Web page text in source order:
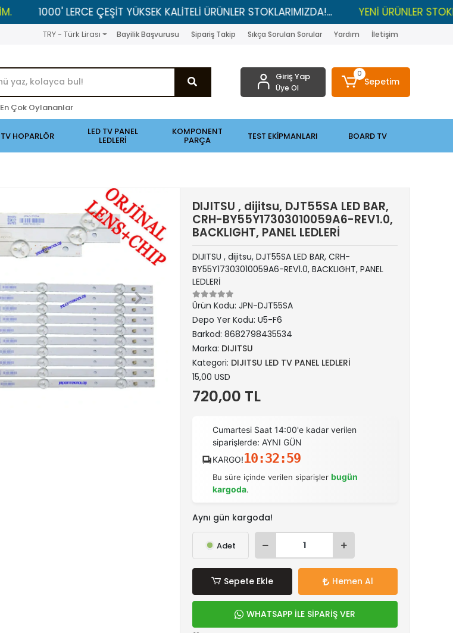
1000' LERCE ÇEŞİT YÜKSEK KALİTELİ ÜRÜNLER STOKLARIMIZDA!... YENİ ÜRÜNLER STOKLARDA
TRY - Türk Lirası Bayilik Başvurusu Sipariş Takip Sıkça Sorulan Sorular Yardım İletişim
En Çok Oylananlar
Giriş Yap
Üye Ol
0
Sepetim
TV HOPARLÖR LED TV PANEL
LEDLERİ
KOMPONENT
PARÇA TEST EKİPMANLARI BOARD TV
DIJITSU , dijitsu, DJT55SA LED BAR,
CRH-BY55Y17303010059A6-REV1.0,
BACKLIGHT, PANEL LEDLERİ
DIJITSU , dijitsu, DJT55SA LED BAR, CRH-
BY55Y17303010059A6-REV1.0, BACKLIGHT, PANEL
LEDLERİ
Ürün Kodu: JPN-DJT55SA
Depo Yer Kodu: U5-F6
Barkod: 8682798435534
Marka: DIJITSU
Kategori: DIJITSU LED TV PANEL LEDLERİ
15,00 USD
720,00 TL
Cumartesi Saat 14:00'e kadar verilen
siparişlerde: AYNI GÜN
KARGO!10:32:58
Bu süre içinde verilen siparişler bugün
kargoda.
Aynı gün kargoda!
Adet
Sepete Ekle Hemen Al
WHATSAPP İLE SİPARİŞ VER